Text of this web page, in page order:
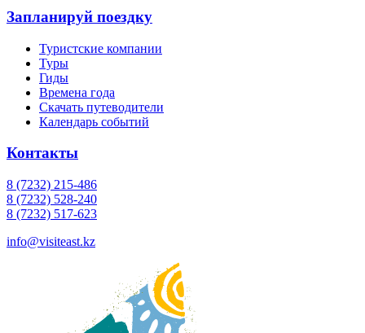
Запланируй поездку
Туристские компании
Туры
Гиды
Времена года
Скачать путеводители
Календарь событий
Контакты
8 (7232) 215-486
8 (7232) 528-240
8 (7232) 517-623
info@visiteast.kz